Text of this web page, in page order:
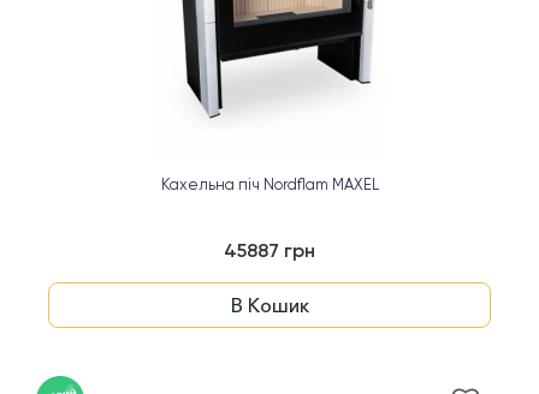
Кахельна піч Nordflam MAXEL
45887 грн
В Кошик